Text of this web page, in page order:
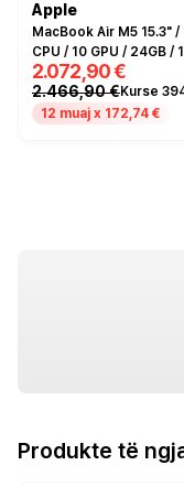
Apple
MacBook Air M5 15.3" /
CPU / 10 GPU / 24GB /
Sky Blue
2.072,90 €
2.466,90 €Kurse
12 muaj x 172,74 €
Produkte të